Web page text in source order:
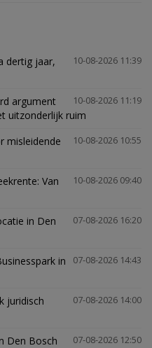
10-08-2026 11:39
dertig jaar,
10-08-2026 11:19
argument
uitzonderlijk ruim
10-08-2026 10:55
misleidende
10-08-2026 09:40
Van
07-08-2026 16:20
in Den
07-08-2026 14:43
in
07-08-2026 14:00
juridisch
07-08-2026 12:50
Den Bosch